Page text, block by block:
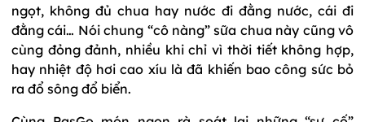
ngọt, không đủ chua hay nước đi đằng nước, cái đi
đằng cái… Nói chung “cô nàng” sữa chua này cũng vô
cùng đỏng đảnh, nhiều khi chỉ vì thời tiết không hợp,
hay nhiệt độ hơi cao xíu là đã khiến bao công sức bỏ
ra đổ sông đổ biển.